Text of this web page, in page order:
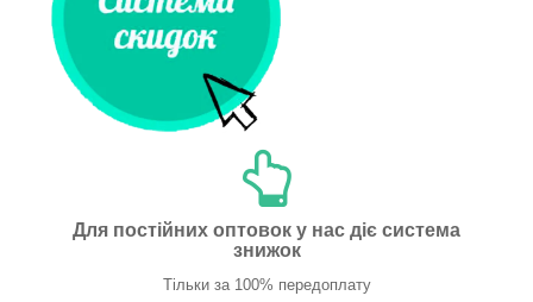
Для постійних оптовок у нас діє система
знижок
Тільки за 100% передоплату